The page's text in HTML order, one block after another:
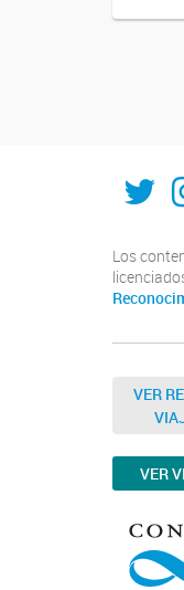
Los
VER
VER